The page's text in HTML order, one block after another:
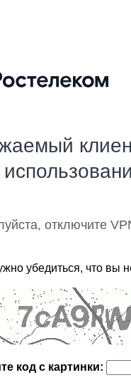
отключите
убедиться, что вы
код с картинки: